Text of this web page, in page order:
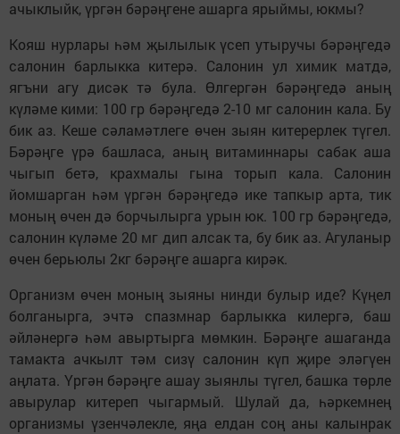
ачыклыйк, үргән бәрәңгене ашарга ярыймы, юкмы?
Кояш нурлары һәм җылылык үсеп утыручы бәрәңгедә
салонин барлыкка китерә. Салонин ул химик матдә,
ягъни агу дисәк тә була. Өлгергән бәрәңгедә аның
күләме кими: 100 гр бәрәңгедә 2-10 мг салонин кала. Бу
бик аз. Кеше сәламәтлеге өчен зыян китерерлек түгел.
Бәрәңге үрә башласа, аның витаминнары сабак аша
чыгып бетә, крахмалы гына торып кала. Салонин
йомшарган һәм үргән бәрәңгедә ике тапкыр арта, тик
моның өчен дә борчылырга урын юк. 100 гр бәрәңгедә,
салонин күләме 20 мг дип алсак та, бу бик аз. Агуланыр
өчен берьюлы 2кг бәрәңге ашарга кирәк.
Организм өчен моның зыяны нинди булыр иде? Күңел
болганырга, эчтә спазмнар барлыкка килергә, баш
әйләнергә һәм авыртырга мөмкин. Бәрәңге ашаганда
тамакта ачкылт тәм сизү салонин күп җире эләгүен
аңлата. Үргән бәрәңге ашау зыянлы түгел, башка төрле
авырулар китереп чыгармый. Шулай да, һәркемнең
организмы үзенчәлекле, яңа елдан соң аны калынрак